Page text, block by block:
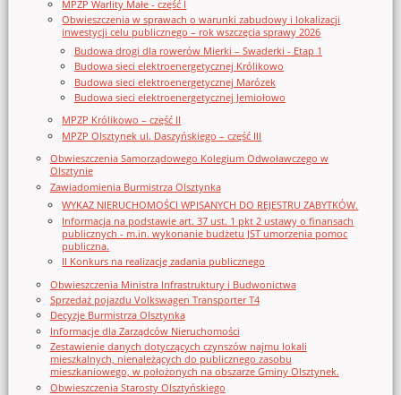
MPZP Warlity Małe - część I
Obwieszczenia w sprawach o warunki zabudowy i lokalizacji
inwestycji celu publicznego – rok wszczęcia sprawy 2026
Budowa drogi dla rowerów Mierki – Swaderki - Etap 1
Budowa sieci elektroenergetycznej Królikowo
Budowa sieci elektroenergetycznej Marózek
Budowa sieci elektroenergetycznej Jemiołowo
MPZP Królikowo – część II
MPZP Olsztynek ul. Daszyńskiego – część III
Obwieszczenia Samorządowego Kolegium Odwoławczego w
Olsztynie
Zawiadomienia Burmistrza Olsztynka
WYKAZ NIERUCHOMOŚCI WPISANYCH DO REJESTRU ZABYTKÓW.
Informacja na podstawie art. 37 ust. 1 pkt 2 ustawy o finansach
publicznych - m.in. wykonanie budżetu JST umorzenia pomoc
publiczna.
II Konkurs na realizację zadania publicznego
Obwieszczenia Ministra Infrastruktury i Budwonictwa
Sprzedaż pojazdu Volkswagen Transporter T4
Decyzje Burmistrza Olsztynka
Informacje dla Zarządców Nieruchomości
Zestawienie danych dotyczących czynszów najmu lokali
mieszkalnych, nienależących do publicznego zasobu
mieszkaniowego, w położonych na obszarze Gminy Olsztynek.
Obwieszczenia Starosty Olsztyńskiego